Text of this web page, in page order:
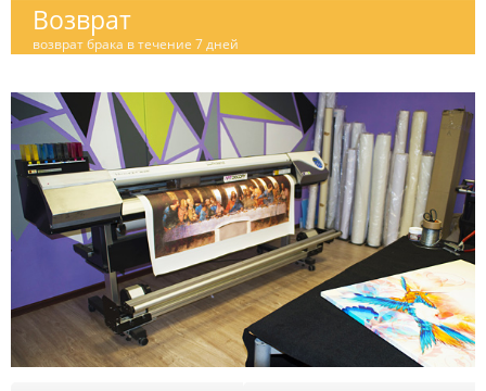
Возврат
возврат брака в течение 7 дней